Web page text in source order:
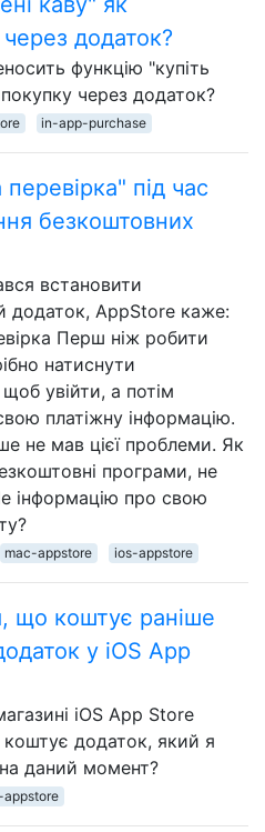
додаток?
функцію "купіть
через додаток?
in-app-purchase
під час
безкоштовних
встановити
додаток, AppStore каже:
Перш ніж робити
натиснути
увійти, а потім
платіжну інформацію.
не мав цієї проблеми. Як
програми, не
інформацію про свою
mac-appstore ios-appstore
що коштує раніше
у iOS App
iOS App Store
додаток, який я
даний момент?
appstore